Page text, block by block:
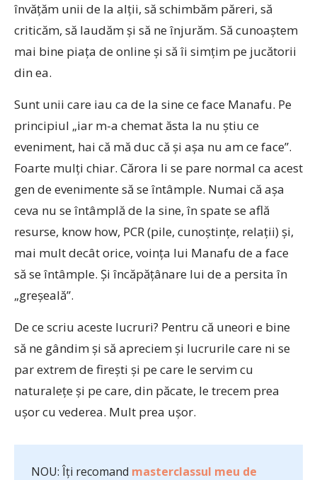
învăţăm unii de la alţii, să schimbăm păreri, să
criticăm, să laudăm şi să ne înjurăm. Să cunoaştem
mai bine piaţa de online şi să îi simţim pe jucătorii
din ea.
Sunt unii care iau ca de la sine ce face Manafu. Pe
principiul „iar m-a chemat ăsta la nu ştiu ce
eveniment, hai că mă duc că şi aşa nu am ce face”.
Foarte mulţi chiar. Cărora li se pare normal ca acest
gen de evenimente să se întâmple. Numai că aşa
ceva nu se întâmplă de la sine, în spate se află
resurse, know how, PCR (pile, cunoştinţe, relaţii) şi,
mai mult decât orice, voinţa lui Manafu de a face
să se întâmple. Şi încăpăţânare lui de a persita în
„greşeală”.
De ce scriu aceste lucruri? Pentru că uneori e bine
să ne gândim şi să apreciem şi lucrurile care ni se
par extrem de fireşti şi pe care le servim cu
naturaleţe şi pe care, din păcate, le trecem prea
uşor cu vederea. Mult prea uşor.
NOU: Îți recomand masterclassul meu de